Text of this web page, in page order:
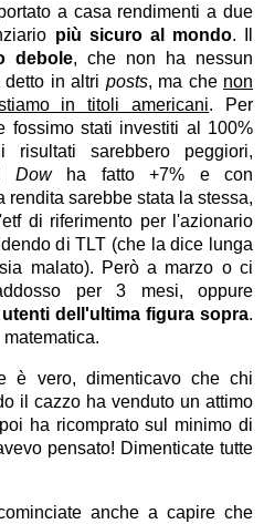
a casa rendimenti a due
più sicuro al mondo. Il
debole, che non ha nessun
in altri posts, ma che non
in titoli americani. Per
fossimo stati investiti al 100%
risultati sarebbero peggiori,
Dow ha fatto +7% e con
rendita sarebbe stata la stessa,
di riferimento per l'azionario
di TLT (che la dice lunga
malato). Però a marzo o ci
per 3 mesi, oppure
dell'ultima figura sopra.
è vero, dimenticavo che chi
il cazzo ha venduto un attimo
ha ricomprato sul minimo di
pensato! Dimenticate tutte
anche a capire che